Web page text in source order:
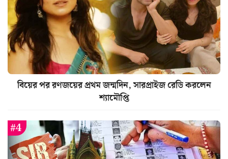
বিয়ের পর রণজয়ের প্রথম জন্মদিন, সারপ্রাইজ রেডি করলেন
শ্যামৌপ্তি